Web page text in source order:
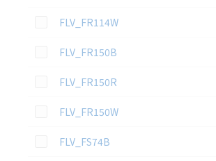
この資料を選択
FLV_FR114W
この資料を選択
FLV_FR150B
この資料を選択
FLV_FR150R
この資料を選択
FLV_FR150W
この資料を選択
FLV_FS74B